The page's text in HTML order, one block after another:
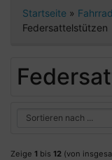
Startseite »
Federsattelstützen
Zeige 1 bis 12 (von